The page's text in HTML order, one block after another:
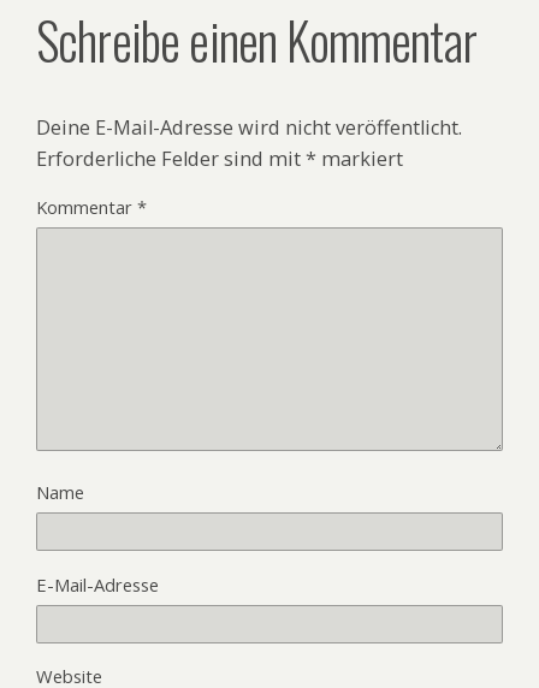
Schreibe einen Kommentar
Deine E-Mail-Adresse wird nicht veröffentlicht.
Erforderliche Felder sind mit* markiert
Kommentar *
Name
E-Mail-Adresse
Website